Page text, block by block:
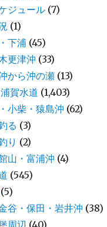
ジュール (7)
(1)
下浦 (45)
更津沖 (33)
から沖の瀬 (13)
賀水道 (1,403)
小柴・猿島沖 (62)
る (3)
り (2)
山・富浦沖 (4)
(545)
(5)
谷・保田・岩井沖 (38)